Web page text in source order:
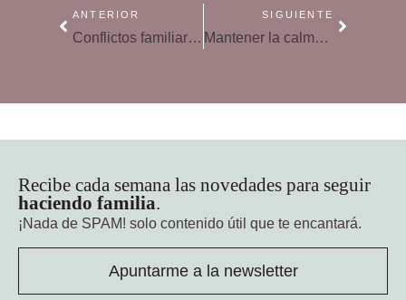
ANTERIOR
Conflictos familiares veraniegos, cómo tratarlos
SIGUIENTE
Mantener la calma en las discusiones con hijos, cómo conseguirlo
Recibe cada semana las novedades para seguir
haciendo familia
¡Nada de SPAM! solo contenido útil que te encantará.
Apuntarme a la newsletter